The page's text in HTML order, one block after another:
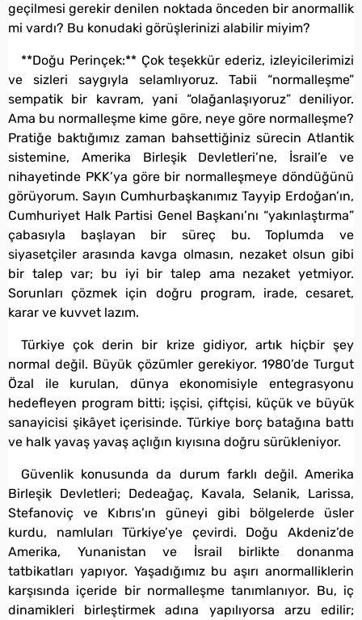
geçilmesi gerekir denilen noktada önceden bir anormallik
mi vardı? Bu konudaki görüşlerinizi alabilir miyim?
**Doğu Perinçek:** Çok teşekkür ederiz, izleyicilerimizi
ve sizleri saygıyla selamlıyoruz. Tabii “normalleşme”
sempatik bir kavram, yani “olağanlaşıyoruz” deniliyor.
Ama bu normalleşme kime göre, neye göre normalleşme?
Pratiğe baktığımız zaman bahsettiğiniz sürecin Atlantik
sistemine, Amerika Birleşik Devletleri’ne, İsrail’e ve
nihayetinde PKK’ya göre bir normalleşmeye döndüğünü
görüyorum. Sayın Cumhurbaşkanımız Tayyip Erdoğan’ın,
Cumhuriyet Halk Partisi Genel Başkanı’nı “yakınlaştırma”
çabasıyla başlayan bir süreç bu. Toplumda ve
siyasetçiler arasında kavga olmasın, nezaket olsun gibi
bir talep var; bu iyi bir talep ama nezaket yetmiyor.
Sorunları çözmek için doğru program, irade, cesaret,
karar ve kuvvet lazım.
Türkiye çok derin bir krize gidiyor, artık hiçbir şey
normal değil. Büyük çözümler gerekiyor. 1980’de Turgut
Özal ile kurulan, dünya ekonomisiyle entegrasyonu
hedefleyen program bitti; işçisi, çiftçisi, küçük ve büyük
sanayicisi şikâyet içerisinde. Türkiye borç batağına battı
ve halk yavaş yavaş açlığın kıyısına doğru sürükleniyor.
Güvenlik konusunda da durum farklı değil. Amerika
Birleşik Devletleri; Dedeağaç, Kavala, Selanik, Larissa,
Stefanoviç ve Kıbrıs’ın güneyi gibi bölgelerde üsler
kurdu, namluları Türkiye’ye çevirdi. Doğu Akdeniz’de
Amerika, Yunanistan ve İsrail birlikte donanma
tatbikatları yapıyor. Yaşadığımız bu aşırı anormalliklerin
karşısında içeride bir normalleşme tanımlanıyor. Bu, iç
dinamikleri birleştirmek adına yapılıyorsa arzu edilir;